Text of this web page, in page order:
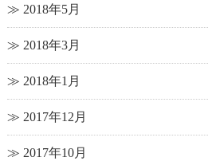
2018年5月
2018年3月
2018年1月
2017年12月
2017年10月